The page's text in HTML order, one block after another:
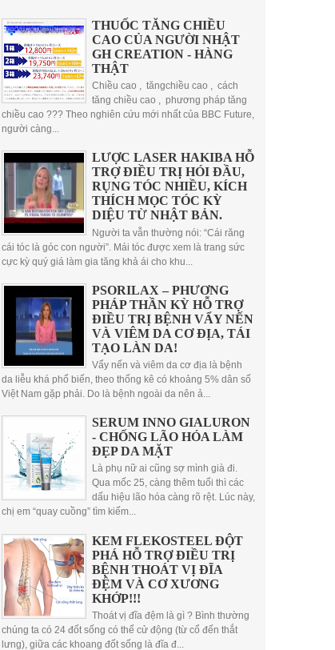
THUỐC TĂNG CHIỀU
CAO CỦA NGƯỜI NHẬT
GH CREATION - HÀNG
THẬT
Chiều cao , tăngchiều cao , cách
tăng chiều cao , phương pháp tăng
chiều cao ??? Theo nghiên cứu mới nhất của BBC Future,
người càng...
LƯỢC LASER HAKIBA HỖ
TRỢ ĐIỀU TRỊ HÓI ĐẦU,
RỤNG TÓC NHIỀU, KÍCH
THÍCH MỌC TÓC KỲ
DIỆU TỪ NHẬT BẢN.
Người ta vẫn thường nói: “Cái răng
cái tóc là góc con người”. Mái tóc được xem là trang sức
cực kỳ quý giá làm gia tăng khả ái cho khu...
PSORILAX – PHƯƠNG
PHÁP THẦN KỲ HỖ TRỢ
ĐIỀU TRỊ BỆNH VẨY NẾN
VÀ VIÊM DA CƠ ĐỊA, TÁI
TẠO LÀN DA!
Vẩy nến và viêm da cơ địa là bệnh
da liễu khá phổ biến, theo thống kê có khoảng 5% dân số
Việt Nam gặp phải. Do là bệnh ngoài da nên ả...
SERUM INNO GIALURON
- CHỐNG LÃO HÓA LÀM
ĐẸP DA MẶT
Là phụ nữ ai cũng sợ mình già đi.
Qua mốc 25, càng thêm tuổi thì các
dấu hiệu lão hóa càng rõ rệt. Lúc này,
chị em “quay cuồng” tìm kiếm...
KEM FLEKOSTEEL ĐỘT
PHÁ HỖ TRỢ ĐIỀU TRỊ
BỆNH THOÁT VỊ ĐĨA
ĐỆM VÀ CƠ XƯƠNG
KHỚP!!!
Thoát vị đĩa đệm là gì ? Bình thường
chúng ta có 24 đốt sống có thể cử động (từ cổ đến thắt
lưng), giữa các khoang đốt sống là đĩa đ...